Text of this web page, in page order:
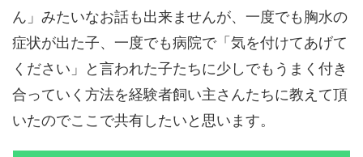
ん」みたいなお話も出来ませんが、一度でも胸水の
症状が出た子、一度でも病院で「気を付けてあげて
ください」と言われた子たちに少しでもうまく付き
合っていく方法を経験者飼い主さんたちに教えて頂
いたのでここで共有したいと思います。